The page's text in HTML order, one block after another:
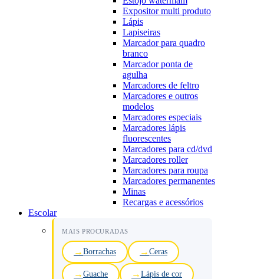
Expositor multi produto
Lápis
Lapiseiras
Marcador para quadro
branco
Marcador ponta de
agulha
Marcadores de feltro
Marcadores e outros
modelos
Marcadores especiais
Marcadores lápis
fluorescentes
Marcadores para cd/dvd
Marcadores roller
Marcadores para roupa
Marcadores permanentes
Minas
Recargas e acessórios
Escolar
MAIS PROCURADAS
Borrachas Ceras
Guache Lápis de cor